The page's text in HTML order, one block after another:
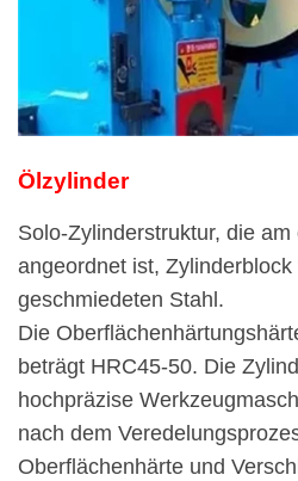
Ölzylinder
Solo-Zylinderstruktur, die
angeordnet ist,
geschmiedeten Stahl.
Die
beträgt HRC45-50. Die
hochpräzise
nach dem
Oberflächenhärte und